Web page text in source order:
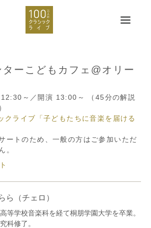
ターこどもカフェ@オリー
～／開演 13:00～
（45分の解説
クライブ「子どもたちに音楽を届ける
ートのため、一般の方はご参加いただ
。
ら （チェロ）
等学校音楽科を経て桐朋学園大学を卒業。
科修了。